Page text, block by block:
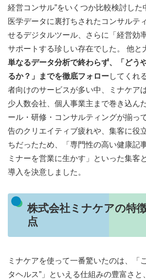
経営コンサル”をいくつか比較検討した
医学データに裏打ちされたコンサルテ
せるデジタルツール、さらに「経営効
サポートする珍しい存在でした。 他と
単なるデータ分析で終わらず、「どう
るか？」までを徹底フォローしてくれ
者向けのサービスが多い中、ミナケア
少人数会社、個人事業主まで巻き込ん
ール・研修・コンサルティングが揃っ
告のクリエイティブ疲れや、集客に役
ちだったため、「専門性の高い健康記
ミナーを営業に生かす」といった集客
導入を決意しました。
株式会社ミナケアの特
点
ミナケアを使って一番驚いたのは、「
タヘルス”」といえる仕組みの豊富さと